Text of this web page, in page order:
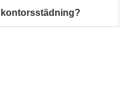
kontorsstädning?